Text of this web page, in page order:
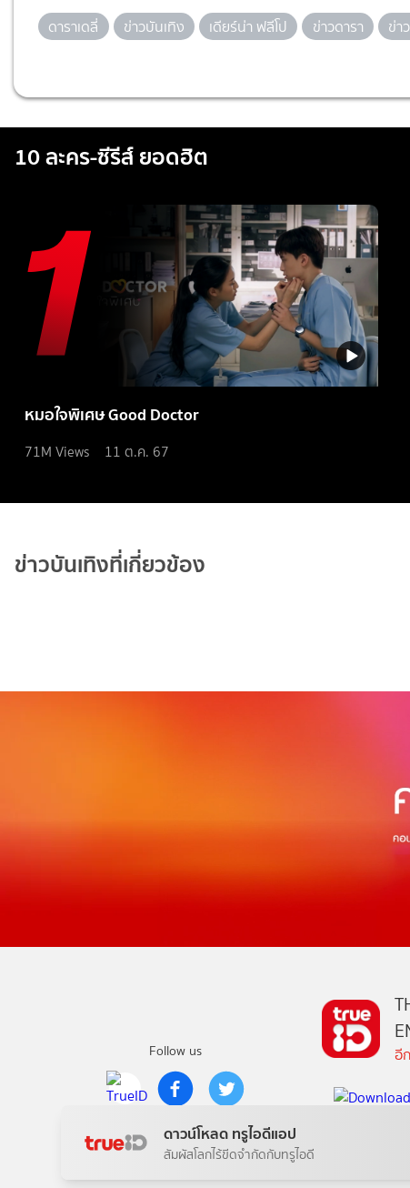
ดาราเดลี่ ข่าวบันเทิง เดียร์น่า ฟลีโป ข่าวดารา ข่า
10 ละคร-ซีรีส์ ยอดฮิต
หมอใจพิเศษ Good Doctor
71M Views 11 ต.ค. 67
ข่าวบันเทิงที่เกี่ยวข้อง
ดาวน์โหลด ทรูไอดีแอป
สัมผัสโลกไร้ขีดจำกัดกับทรูไอดี
Follow us
Copyright © True Digital Group Company Limited.
All rights reserved
อี